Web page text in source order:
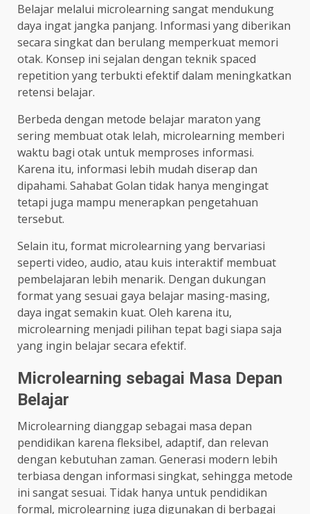
Belajar melalui microlearning sangat mendukung
daya ingat jangka panjang. Informasi yang diberikan
secara singkat dan berulang memperkuat memori
otak. Konsep ini sejalan dengan teknik spaced
repetition yang terbukti efektif dalam meningkatkan
retensi belajar.
Berbeda dengan metode belajar maraton yang
sering membuat otak lelah, microlearning memberi
waktu bagi otak untuk memproses informasi.
Karena itu, informasi lebih mudah diserap dan
dipahami. Sahabat Golan tidak hanya mengingat
tetapi juga mampu menerapkan pengetahuan
tersebut.
Selain itu, format microlearning yang bervariasi
seperti video, audio, atau kuis interaktif membuat
pembelajaran lebih menarik. Dengan dukungan
format yang sesuai gaya belajar masing-masing,
daya ingat semakin kuat. Oleh karena itu,
microlearning menjadi pilihan tepat bagi siapa saja
yang ingin belajar secara efektif.
Microlearning sebagai Masa Depan
Belajar
Microlearning dianggap sebagai masa depan
pendidikan karena fleksibel, adaptif, dan relevan
dengan kebutuhan zaman. Generasi modern lebih
terbiasa dengan informasi singkat, sehingga metode
ini sangat sesuai. Tidak hanya untuk pendidikan
formal, microlearning juga digunakan di berbagai